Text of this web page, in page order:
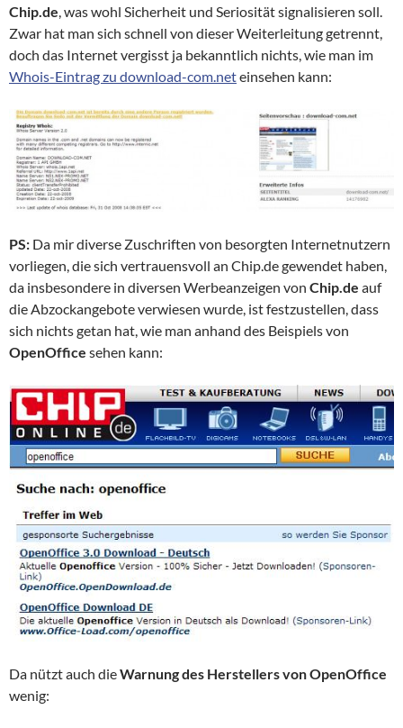
Chip.de, was wohl Sicherheit und Seriosität signalisieren soll.
Zwar hat man sich schnell von dieser Weiterleitung getrennt,
doch das Internet vergisst ja bekanntlich nichts, wie man im
Whois-Eintrag zu download-com.neteinsehen kann:
PS: Da mir diverse Zuschriften von besorgten Internetnutzern
vorliegen, die sich vertrauensvoll an Chip.de gewendet haben,
da insbesondere in diversen Werbeanzeigen von Chip.de auf
die Abzockangebote verwiesen wurde, ist festzustellen, dass
sich nichts getan hat, wie man anhand des Beispiels von
OpenOffice sehen kann:
Da nützt auch dieWarnung des Herstellersvon OpenOffice
wenig: